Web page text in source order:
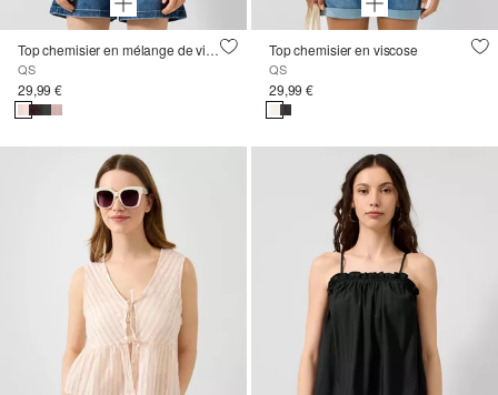
Top chemisier en mélange de viscose
QS
29,99 €
Top chemisier en viscose
QS
29,99 €